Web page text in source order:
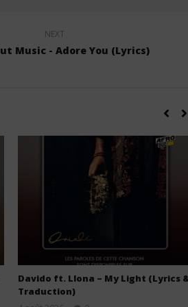
NEXT
Music - Adore You (Lyrics)
Davido ft. Llona – My Light (Lyrics
Traduction)